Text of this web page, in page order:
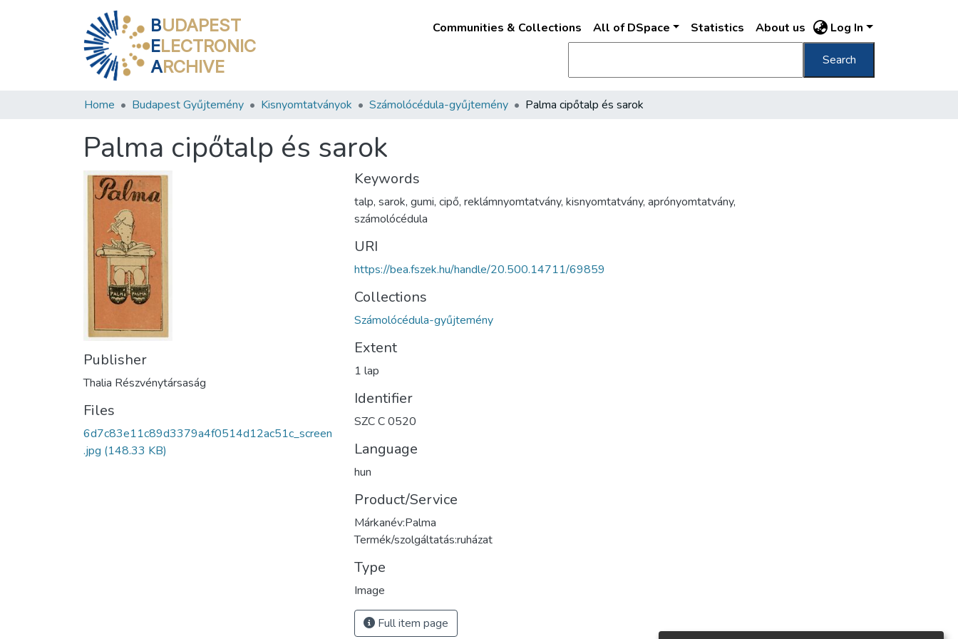
BUDAPEST
ELECTRONIC
ARCHIVE
Communities & Collections All of DSpace Statistics About us Log In
Search
Home Budapest Gyűjtemény Kisnyomtatványok Számolócédula-gyűjtemény Palma cipőtalp és sarok
Palma cipőtalp és sarok
Publisher
Thalia Részvénytársaság
Files
6d7c83e11c89d3379a4f0514d12ac51c_screen
.jpg (148.33 KB)
Keywords
talp, sarok, gumi, cipő, reklámnyomtatvány, kisnyomtatvány, aprónyomtatvány,
számolócédula
URI
https://bea.fszek.hu/handle/20.500.14711/69859
Collections
Számolócédula-gyűjtemény
Extent
1 lap
Identifier
SZC C 0520
Language
hun
Product/Service
Márkanév:Palma
Termék/szolgáltatás:ruházat
Type
Image
Full item page